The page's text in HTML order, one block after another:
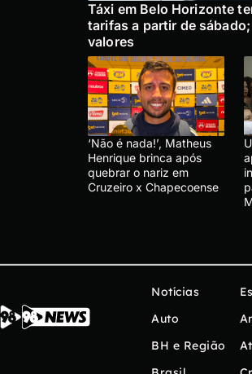
Táxi em Belo Horizonte
tarifas a partir de
valores
‘Não é nada!’, Matheus
Henrique brinca após
quebrar o nariz em
Cruzeiro x Chapecoense
Notícias
Auto
BH e Região